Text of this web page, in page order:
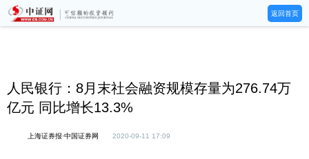
返回首页
人民银行：8月末社会融资规模存量为276.74万
亿元 同比增长13.3%
上海证券报·中国证券网 2020-09-11 17:09